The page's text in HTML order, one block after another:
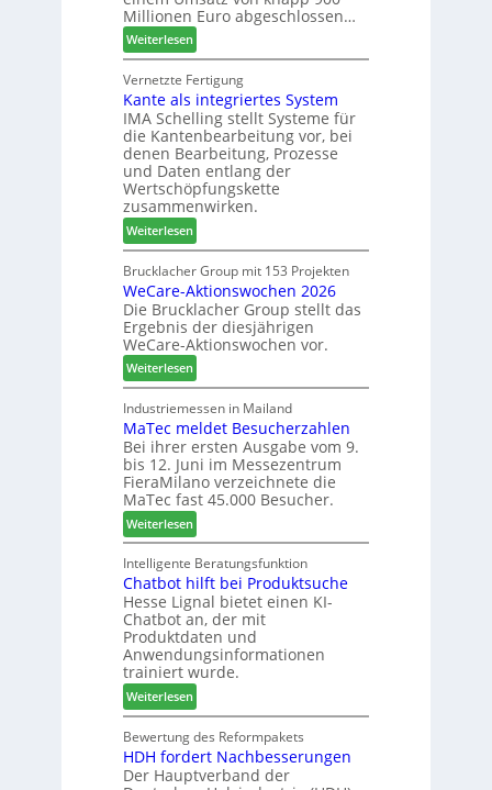
s
s
e
f
f
e
i
n
:
N
e
u
e
r
G
e
s
c
h
ä
f
s
f
ü
h
r
e
Millionen Euro abgeschlossen…
Weiterlesen:
S
C
M
z
i
e
h
t
B
i
l
a
n
z
i
n
I
t
a
l
i
e
n
Vernetzte Fertigung
Kante als integriertes System
IMA Schelling stellt Systeme für
die Kantenbearbeitung vor, bei
denen Bearbeitung, Prozesse
und Daten entlang der
Wertschöpfungskette
zusammenwirken.
Weiterlesen:
K
a
n
t
e
a
l
s
i
n
t
e
g
r
i
e
r
t
e
s
S
y
s
t
m
Brucklacher Group mit 153 Projekten
WeCare-Aktionswochen 2026
Die Brucklacher Group stellt das
Ergebnis der diesjährigen
WeCare-Aktionswochen vor.
Weiterlesen:
W
e
C
a
r
e
-
A
k
t
i
o
n
s
w
o
c
h
e
n
2
Industriemessen in Mailand
MaTec meldet Besucherzahlen
Bei ihrer ersten Ausgabe vom 9.
bis 12. Juni im Messezentrum
FieraMilano verzeichnete die
MaTec fast 45.000 Besucher.
Weiterlesen:
M
a
T
e
c
m
e
l
d
e
t
B
e
Intelligente Beratungsfunktion
Chatbot hilft bei Produktsuche
Hesse Lignal bietet einen KI-
Chatbot an, der mit
Produktdaten und
Anwendungsinformationen
trainiert wurde.
Weiterlesen:
C
h
a
t
Bewertung des Reformpakets
HDH fordert Nachbesserungen
Der Hauptverband der